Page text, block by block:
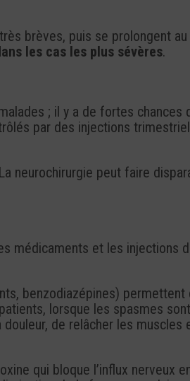
brèves, puis se prolongent
les cas les plus sévères.
; il y a de fortes chances
par des injections
neurochirurgie peut faire
médicaments et les injections
benzodiazépines) permettent
lorsque les spasmes
de relâcher les muscles
qui bloque l’influx nerveux